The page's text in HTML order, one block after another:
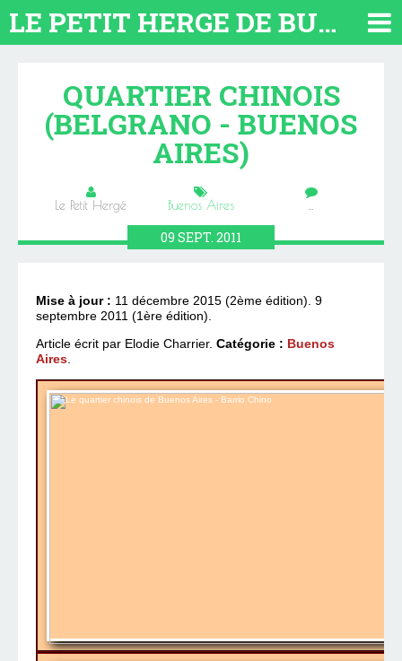
LE PETIT HERGE DE BUENOS AIRES 2026. TOUT SUR L'ARGENTINE
QUARTIER CHINOIS
(BELGRANO - BUENOS
AIRES)
Le Petit Hergé Buenos Aires …
09 SEPT. 2011
Mise à jour : 11 décembre 2015 (2ème édition). 9
septembre 2011 (1ère édition).
Article écrit par Elodie Charrier. Catégorie : Buenos
Aires.